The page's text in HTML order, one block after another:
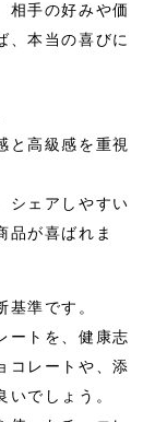
相手の好みや価
、本当の喜びに
と高級感を重視
シェアしやすい
品が喜ばれま
基準です。
ートを、健康志
コレートや、添
でしょう。